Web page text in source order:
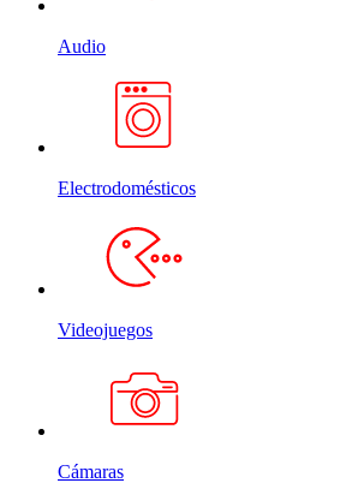
Audio
Electrodomésticos
Videojuegos
Cámaras